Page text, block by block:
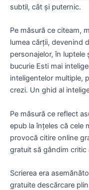
subtil, cât și puternic.
Pe măsură ce citeam,
lumea cărții, devenind
personajelor, în luptele
bucurie Esti mai
inteligentelor multiple,
crezi. Un ghid al
Pe măsură ce reflect
epub la înțeles că cele
provocă citire online
gratuit să gândim critic
Scrierea era
gratuite descărcare